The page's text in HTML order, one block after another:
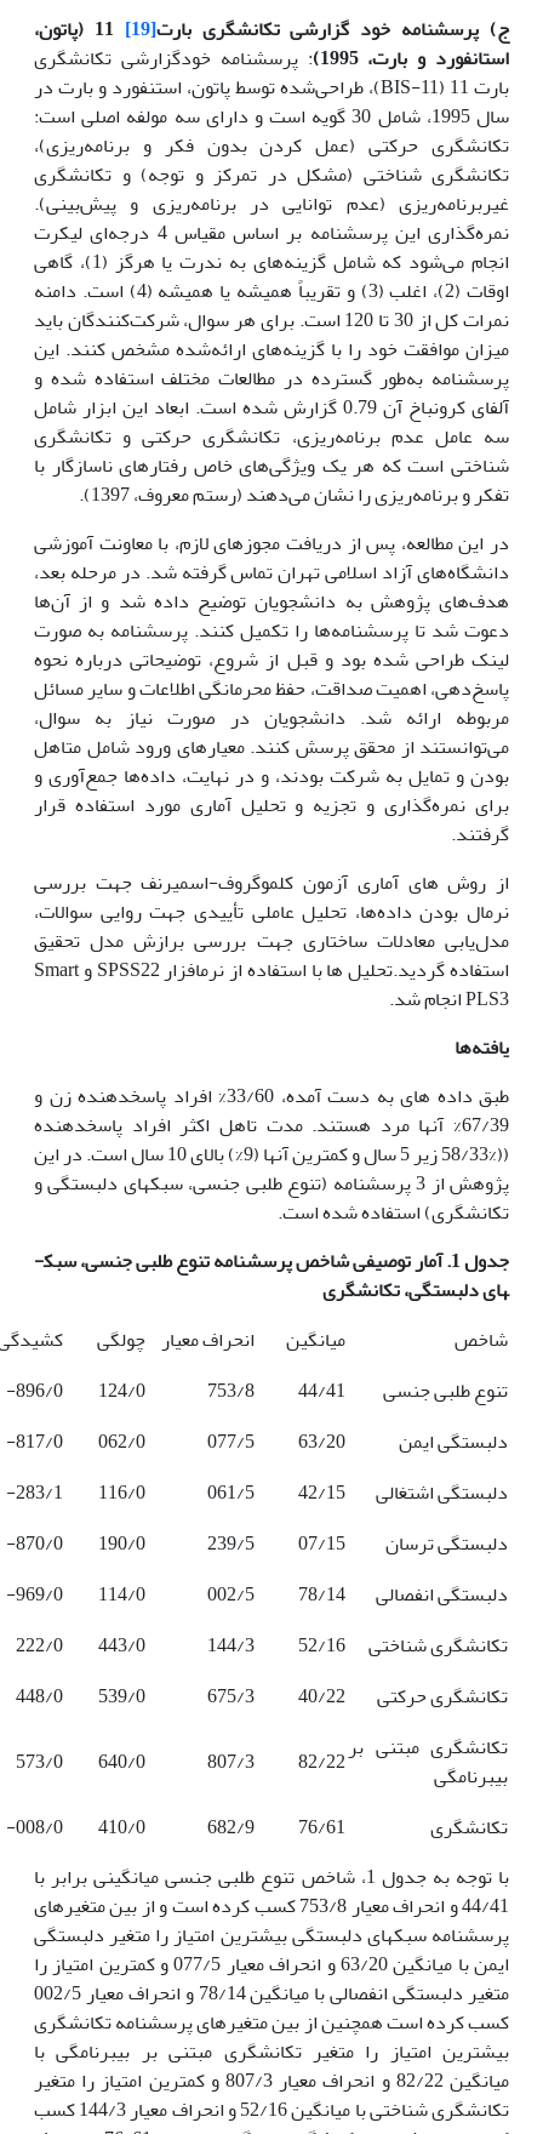
ج)پرسشنامه خود گزارشی تکانشگری بارت[19]
11 (پاتون،
استانفورد و بارت، 1995)
: پرسشنامه خودگزارشی تکانشگری
بارت 11 (BIS-11)، طراحی‌شده توسط پاتون، استنفورد و بارت در
سال 1995، شامل 30 گویه است و دارای سه مولفه اصلی است:
تکانشگری حرکتی (عمل کردن بدون فکر و برنامه‌ریزی)،
تکانشگری شناختی (مشکل در تمرکز و توجه) و تکانشگری
غیربرنامه‌ریزی (عدم توانایی در برنامه‌ریزی و پیش‌بینی).
نمره‌گذاری این پرسشنامه بر اساس مقیاس 4 درجه‌ای لیکرت
انجام می‌شود که شامل گزینه‌های به ندرت یا هرگز (1)، گاهی
اوقات (2)، اغلب (3) و تقریباً همیشه یا همیشه (4) است. دامنه
نمرات کل از 30 تا 120 است. برای هر سوال، شرکت‌کنندگان باید
میزان موافقت خود را با گزینه‌های ارائه‌شده مشخص کنند. این
پرسشنامه به‌طور گسترده در مطالعات مختلف استفاده شده و
آلفای کرونباخ آن 0.79 گزارش شده است. ابعاد این ابزار شامل
سه عامل عدم برنامه‌ریزی، تکانشگری حرکتی و تکانشگری
شناختی است که هر یک ویژگی‌های خاص رفتارهای ناسازگار با
تفکر و برنامه‌ریزی را نشان می‌دهند (رستم معروف، 1397).
در این مطالعه، پس از دریافت مجوزهای لازم، با معاونت آموزشی
دانشگاه‌های آزاد اسلامی تهران تماس گرفته شد. در مرحله بعد،
هدف‌های پژوهش به دانشجویان توضیح داده شد و از آن‌ها
دعوت شد تا پرسشنامه‌ها را تکمیل کنند. پرسشنامه به صورت
لینک طراحی شده بود و قبل از شروع، توضیحاتی درباره نحوه
پاسخ‌دهی، اهمیت صداقت، حفظ محرمانگی اطلاعات و سایر مسائل
مربوطه ارائه شد. دانشجویان در صورت نیاز به سوال،
می‌توانستند از محقق پرسش کنند. معیارهای ورود شامل متاهل
بودن و تمایل به شرکت بودند، و در نهایت، داده‌ها جمع‌آوری و
برای نمره‌گذاری و تجزیه و تحلیل آماری مورد استفاده قرار
گرفتند.
از روش های آماری آزمون کلموگروف-اسمیرنف جهت بررسی
نرمال بودن داده‌ها، تحلیل عاملی تأییدی جهت روایی سوالات،
مدل‌یابی معادلات ساختاری جهت بررسی برازش مدل تحقیق
استفاده گردید.تحلیل ها با استفاده از نرم­افزار SPSS22 و Smart
PLS3 انجام شد.
یافته‌ها
طبق داده های به دست آمده، 33/60% افراد پاسخ­دهنده زن و
67/39% آنها مرد هستند. مدت تاهل اکثر افراد پاسخ­دهنده
((%58/33 زیر 5 سال و کمترین آنها (9%) بالای 10 سال است. در این
پژوهش از 3 پرسشنامه (تنوع طلبی جنسی، سبک­های دلبستگی و
تکانشگری) استفاده شده است.
جدول 1. آمار توصیفی شاخص پرسشنامه تنوع طلبی جنسی، سبک­
های دلبستگی، تکانشگری
شاخص
میانگین انحراف معیار چولگی
تنوع طلبی جنسی
44/41
753/8
124/0
896/0-
دلبستگی ایمن
63/20
077/5
062/0
817/0-
دلبستگی اشتغالی
42/15
061/5
116/0
283/1-
دلبستگی ترسان
07/15
239/5
190/0
870/0-
دلبستگی انفصالی
78/14
002/5
114/0
969/0-
تکانشگری شناختی
52/16
144/3
443/0
222/0
تکانشگری حرکتی
40/22
675/3
539/0
448/0
تکانشگری مبتنی بر
بی­برنامگی
82/22
807/3
640/0
573/0
تکانشگری
76/61
682/9
410/0
008/0-
با توجه به جدول 1، شاخص تنوع طلبی جنسی میانگینی برابر با
44/41 و انحراف معیار 753/8 کسب کرده است و از بین متغیر­های
پرسشنامه سبک­های دلبستگی بیشترین امتیاز را متغیر دلبستگی
ایمن با میانگین 63/20 و انحراف معیار 077/5 و کمترین امتیاز را
متغیر دلبستگی انفصالی با میانگین 78/14 و انحراف معیار 002/5
کسب کرده است همچنین از بین متغیر­های پرسشنامه تکانشگری
‌‌‌بیشترین امتیاز را متغیر تکانشگری مبتنی بر بی­برنامگی با
میانگین 82/22 و انحراف معیار 807/3 و کمترین امتیاز را متغیر
تکانشگری شناختی با میانگین 52/16 و انحراف معیار 144/3 کسب